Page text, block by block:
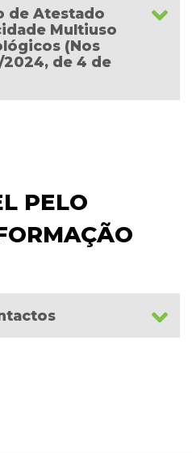
de Atestado
Multiuso
(Nos
2024, de 4 de
PELO